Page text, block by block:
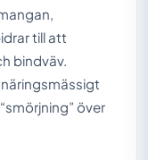
till att
bindväv.
över